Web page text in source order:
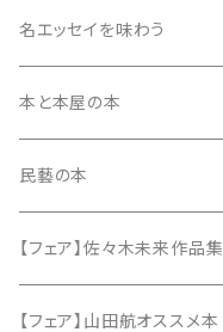
同人誌・リトルプレス
名エッセイを味わう
本と本屋の本
民藝の本
【フェア】佐々木未来作品集
【フェア】山田航オススメ本